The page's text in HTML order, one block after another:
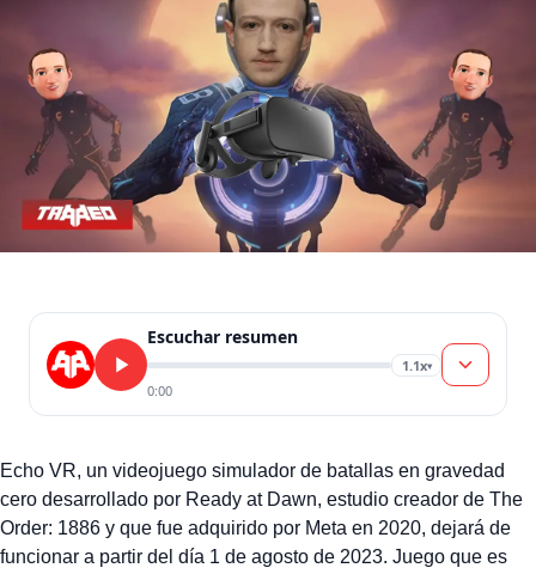
Escuchar resumen
1.1x▾
0:00
Echo VR, un videojuego simulador de batallas en gravedad
cero desarrollado por Ready at Dawn, estudio creador de The
Order: 1886 y que fue adquirido por Meta en 2020, dejará de
funcionar a partir del día 1 de agosto de 2023. Juego que es